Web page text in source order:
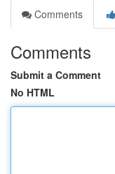
Comments
Comments
Submit a Comment
No HTML